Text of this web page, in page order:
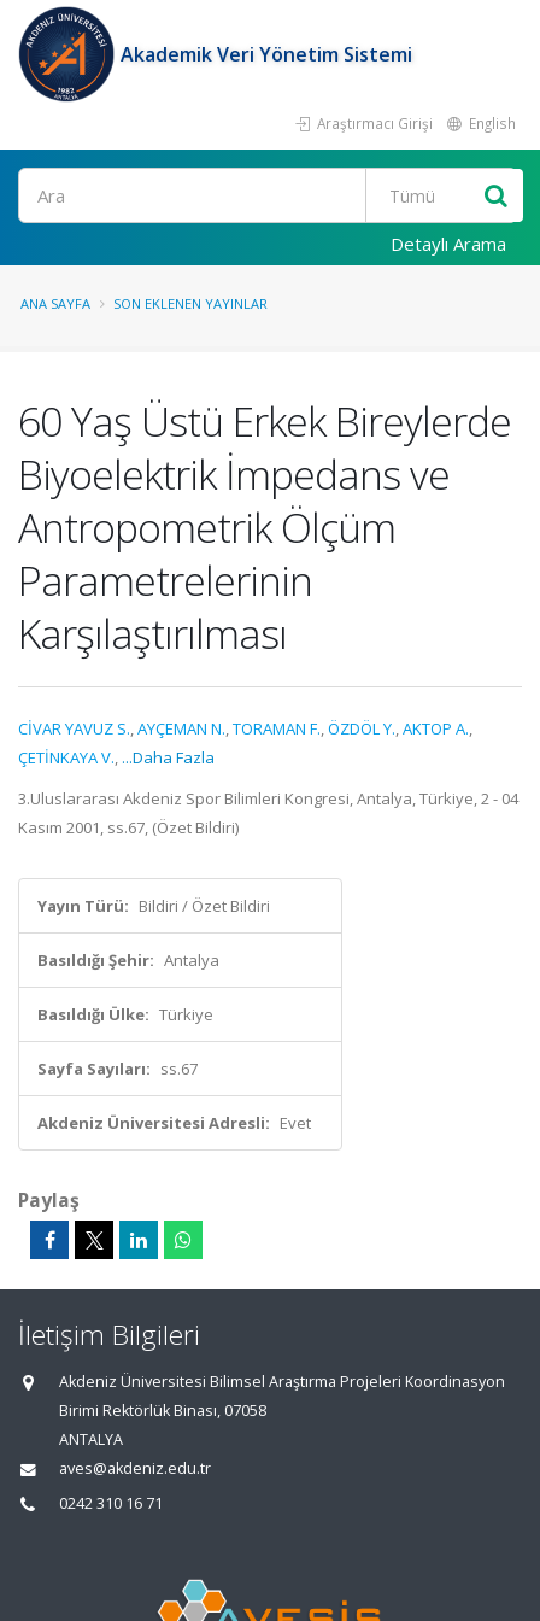
Akademik Veri Yönetim Sistemi
Araştırmacı Girişi English
Ara
Detaylı Arama
ANA SAYFA SON EKLENEN YAYINLAR
60 Yaş Üstü Erkek Bireylerde
Biyoelektrik İmpedans ve
Antropometrik Ölçüm
Parametrelerinin
Karşılaştırılması
CİVAR YAVUZ S.,AYÇEMAN N.,TORAMAN F.,ÖZDÖL Y.,AKTOP A.,
ÇETİNKAYA V., ...Daha Fazla
3.Uluslararası Akdeniz Spor Bilimleri Kongresi, Antalya, Türkiye, 2 - 04
Kasım 2001, ss.67, (Özet Bildiri)
Yayın Türü: Bildiri / Özet Bildiri
Basıldığı Şehir: Antalya
Basıldığı Ülke: Türkiye
Sayfa Sayıları: ss.67
Akdeniz Üniversitesi Adresli: Evet
Paylaş
İletişim Bilgileri
Akdeniz Üniversitesi Bilimsel Araştırma Projeleri Koordinasyon
Birimi Rektörlük Binası, 07058
ANTALYA
aves@akdeniz.edu.tr
0242 310 16 71